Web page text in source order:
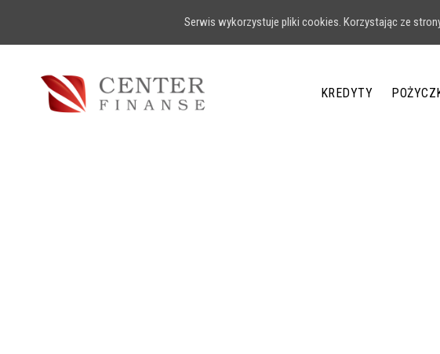
KREDYTY
Serwis wykorzystuje pliki cookies. Korzystając ze